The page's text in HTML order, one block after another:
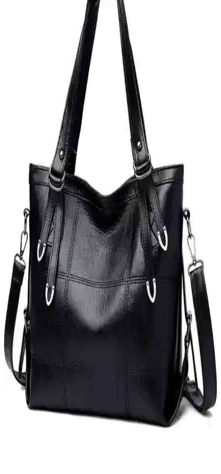
2024 yılında Bottega Veneta Andiamo, Chanel 25, Goyard Anjou ve
Louis Vuitton Speedy modelleri detaylıca inceleniyor. Kullanıcı
yorumları ve tercih sebepleriyle lüks çanta seçiminde önemli bilgiler
Amex Kartlarıyla Lüks Çanta Alımlarında Satın
Alma Koruması ve Garantiler
Amex kredi kartları, lüks çanta alımlarında 90 gün satın alma
koruması ve üretici garantisi uzatması sunarak maddi kayıplara karşı
güvence sağlar. Kart türüne göre limitler değişir ve kullanıcı
deneyimleri olumlu yöndedir.
Chanel ve Dior Çanta Seçiminde Tasarım, Kullanım
ve Sosyal Algıların Rolü
Chanel ve Dior çantalarının tasarım, kullanım kolaylığı, sosyal
algılar ve yatırım değeri açısından karşılaştırıldığı yazıda, kişisel stil
ve fonksiyonellik ön planda tutuluyor.
Louis Vuitton Neverfull ve Goyard St. Louis
Çantalarının Tasarım, Dayanıklılık ve Stil
Karşılaştırması
Louis Vuitton Neverfull ve Goyard St. Louis çantaları, farklı tasarım
ve dayanıklılık özellikleriyle öne çıkar. Kullanıcı deneyimleri, her iki
modelin estetik ve işlevsellik açısından avantajlarını ortaya koyuyor.
Annenize İlk Lüks Çantayı Hediye Etmek İçin Renk
ve Marka Seçimi Rehberi
Annenize ilk lüks çantayı hediye etmek için renk seçimi ve marka
tercihleri önemlidir. Yazıda popüler renkler, güvenilir markalar ve
alışveriş önerileri detaylıca ele alınmaktadır.
Kadın Omuz Çantası Karşılaştırması: Yüksek
Kapasiteli ve Lüks Modellerin Özellikleri
İki büyük kapasiteli kadın omuz çantası modeli, malzeme ve tasarım
açısından farklılıklar gösteriyor. Günlük kullanım ve dayanıklılık
açısından karşılaştırma yapılıyor.
Lucky Store Kadın Büyük Kapasiteli Lüks Çanta